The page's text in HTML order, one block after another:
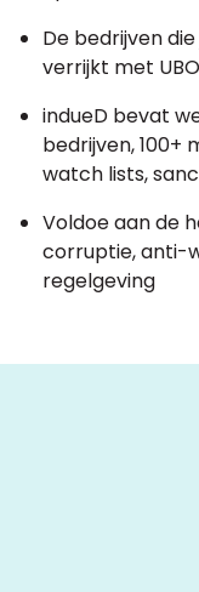
De bedrijven
verrijkt met
indueD bevat
bedrijven, 100+
watch lists,
Voldoe aan de
corruptie, anti-
regelgeving